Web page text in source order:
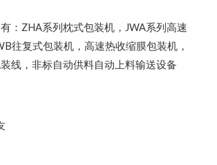
：ZHA系列枕式包装机，JWA系列高速
往复式包装机，高速热收缩膜包装机，
线，非标自动供料自动上料输送设备